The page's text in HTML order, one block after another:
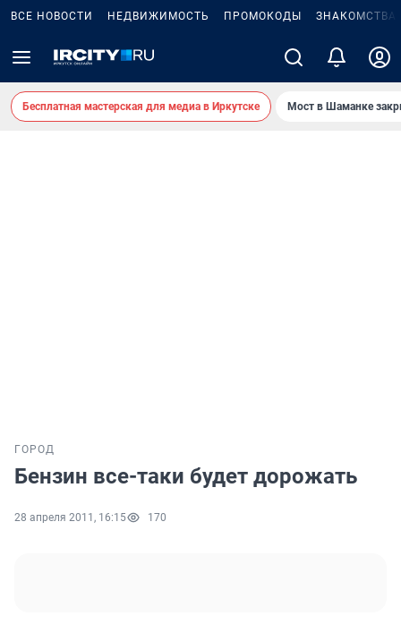
ВСЕ НОВОСТИ НЕДВИЖИМОСТЬ ПРОМОКОДЫ ЗНАКОМСТВА
Бесплатная мастерская для медиа в Иркутске Мост в Шаманке
ГОРОД
Бензин все-таки будет дорожать
28 апреля 2011, 16:15 170